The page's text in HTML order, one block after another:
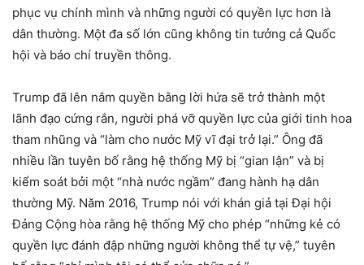
phục vụ chính mình và những người có quyền lực hơn là
dân thường. Một đa số lớn cũng không tin tưởng cả Quốc
hội và báo chí truyền thông.
Trump đã lên nắm quyền bằng lời hứa sẽ trở thành một
lãnh đạo cứng rắn, người phá vỡ quyền lực của giới tinh hoa
tham nhũng và “làm cho nước Mỹ vĩ đại trở lại.” Ông đã
nhiều lần tuyên bố rằng hệ thống Mỹ bị “gian lận” và bị
kiểm soát bởi một “nhà nước ngầm” đang hành hạ dân
thường Mỹ. Năm 2016, Trump nói với khán giả tại Đại hội
Đảng Cộng hòa rằng hệ thống Mỹ cho phép “những kẻ có
quyền lực đánh đập những người không thể tự vệ,” tuyên